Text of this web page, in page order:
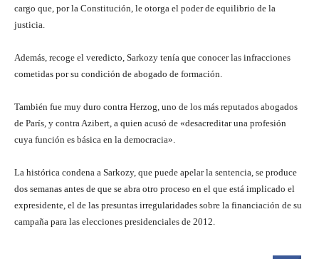
cargo que, por la Constitución, le otorga el poder de equilibrio de la
justicia.
Además, recoge el veredicto, Sarkozy tenía que conocer las infracciones
cometidas por su condición de abogado de formación.
También fue muy duro contra Herzog, uno de los más reputados abogados
de París, y contra Azibert, a quien acusó de «desacreditar una profesión
cuya función es básica en la democracia».
La histórica condena a Sarkozy, que puede apelar la sentencia, se produce
dos semanas antes de que se abra otro proceso en el que está implicado el
expresidente, el de las presuntas irregularidades sobre la financiación de su
campaña para las elecciones presidenciales de 2012.